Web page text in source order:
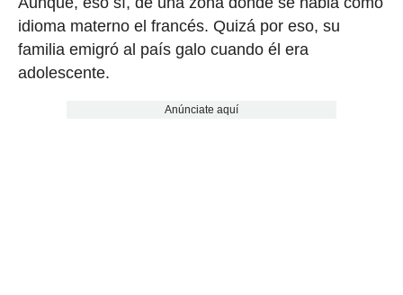
idioma materno el francés. Quizá por eso, su
familia emigró al país galo cuando él era
adolescente.
Anúnciate aquí